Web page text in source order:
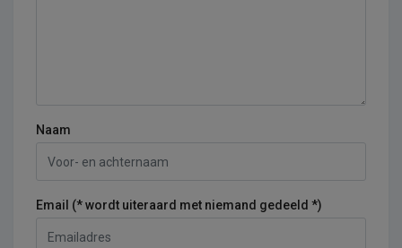
Naam
Email (* wordt uiteraard met niemand gedeeld *)